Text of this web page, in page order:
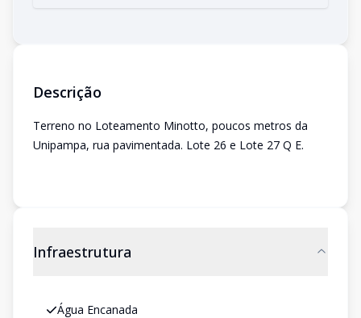
Descrição
Terreno no Loteamento Minotto, poucos metros da
Unipampa, rua pavimentada. Lote 26 e Lote 27 Q E.
Infraestrutura
Água Encanada